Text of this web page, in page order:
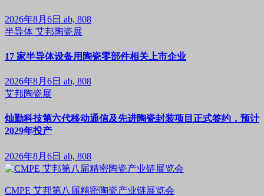
2026年8月6日 ab, 808
半导体 艾邦陶瓷展
17 家半导体设备用陶瓷零部件相关上市企业
2026年8月6日 ab, 808
艾邦陶瓷展
灿勤科技第六代移动通信及先进陶瓷封装项目正式签约，预计
2029年投产
2026年8月6日 ab, 808
CMPE 艾邦第八届精密陶瓷产业链展览会